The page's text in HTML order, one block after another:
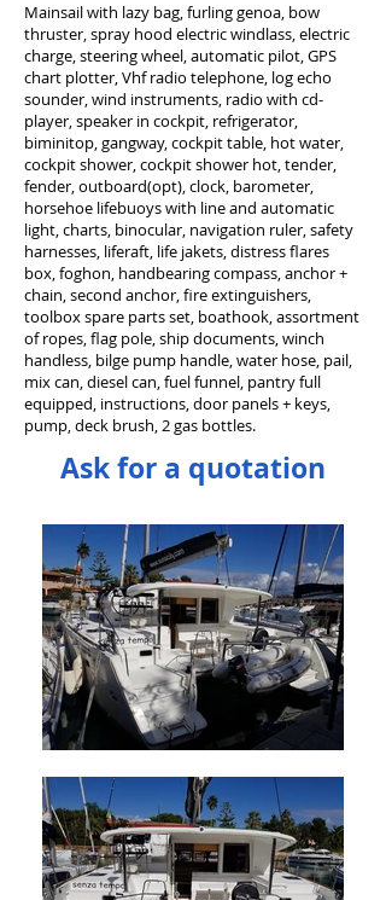
Mainsail with lazy bag, furling genoa, bow
thruster, spray hood electric windlass, electric
charge, steering wheel, automatic pilot, GPS
chart plotter, Vhf radio telephone, log echo
sounder, wind instruments, radio with cd-
player, speaker in cockpit, refrigerator,
biminitop, gangway, cockpit table, hot water,
cockpit shower, cockpit shower hot, tender,
fender, outboard(opt), clock, barometer,
horsehoe lifebuoys with line and automatic
light, charts, binocular, navigation ruler, safety
harnesses, liferaft, life jakets, distress flares
box, foghon, handbearing compass, anchor +
chain, second anchor, fire extinguishers,
toolbox spare parts set, boathook, assortment
of ropes, flag pole, ship documents, winch
handless, bilge pump handle, water hose, pail,
mix can, diesel can, fuel funnel, pantry full
equipped, instructions, door panels + keys,
pump, deck brush, 2 gas bottles.
Ask for a quotation